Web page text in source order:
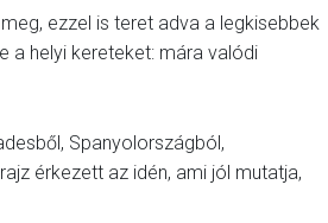
ezzel is teret adva a legkisebbek
a helyi kereteket: mára valódi
Spanyolországból,
érkezett az idén, ami jól mutatja,